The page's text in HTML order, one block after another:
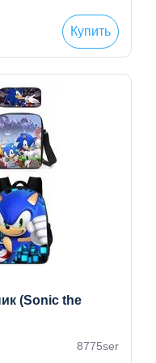
Купить
(Sonic the
8775ser